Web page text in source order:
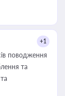
+1
поводження
та